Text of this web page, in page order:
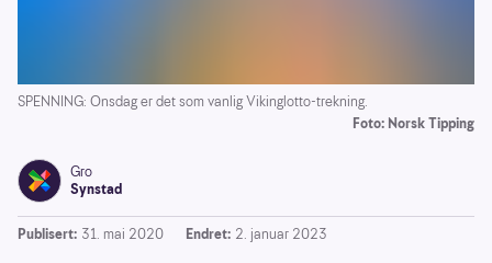
SPENNING: Onsdag er det som vanlig Vikinglotto-trekning.
Foto: Norsk Tipping
Gro
Synstad
Publisert: 31. mai 2020 Endret: 2. januar 2023